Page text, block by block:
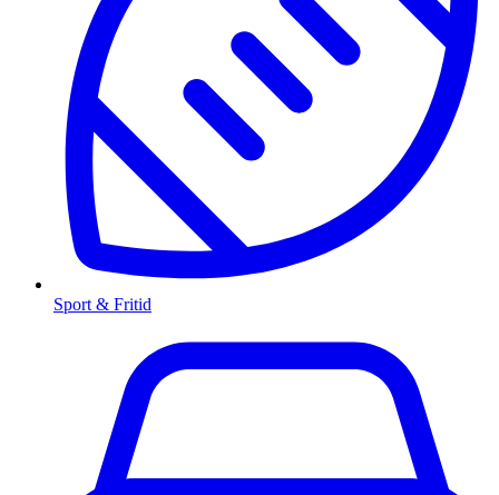
Sport & Fritid